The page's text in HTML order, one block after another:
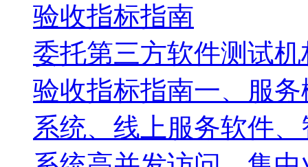
验收指标指南
委托第三方软件测试
验收指标指南一、服
系统、线上服务软件